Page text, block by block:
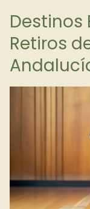
Retiros